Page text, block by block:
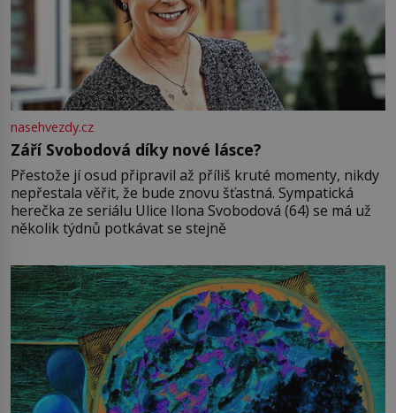
nasehvezdy.cz
Září Svobodová díky nové lásce?
Přestože jí osud připravil až příliš kruté momenty, nikdy
nepřestala věřit, že bude znovu šťastná. Sympatická
herečka ze seriálu Ulice Ilona Svobodová (64) se má už
několik týdnů potkávat se stejně